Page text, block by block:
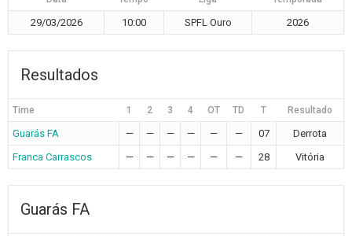
29/03/2026 10:00 SPFL Ouro 2026
Resultados
Time 1 2 3 4 OT TD T Resultado
Guarás FA — — — — — — 07
Derrota
Franca Carrascos
— — — — — — 28 Vitória
Guarás FA